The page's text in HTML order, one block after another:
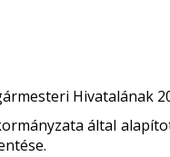
Hivatalának
által